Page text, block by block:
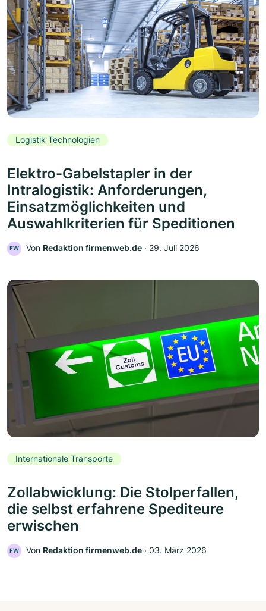
Logistik Technologien
Elektro-Gabelstapler in der
Intralogistik: Anforderungen,
Einsatzmöglichkeiten und
Auswahlkriterien für Speditionen
FW Von Redaktion firmenweb.de ‧ 29. Juli 2026
Internationale Transporte
Zollabwicklung: Die Stolperfallen,
die selbst erfahrene Spediteure
erwischen
FW Von Redaktion firmenweb.de ‧ 03. März 2026